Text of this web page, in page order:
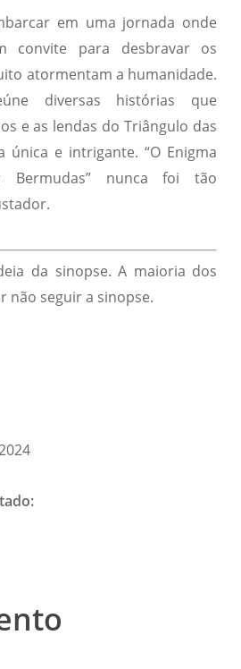
em uma jornada onde
convite para desbravar os
atormentam a humanidade.
diversas histórias que
e as lendas do Triângulo das
única e intrigante. “O Enigma
Bermudas” nunca foi tão
da sinopse. A maioria dos
não seguir a sinopse.